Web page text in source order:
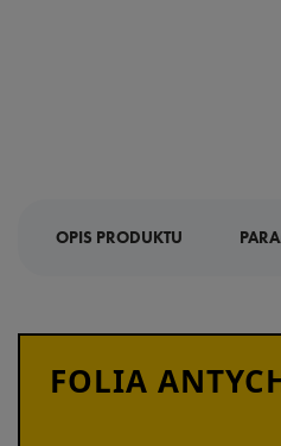
OPIS PRODUKTU
FOLIA